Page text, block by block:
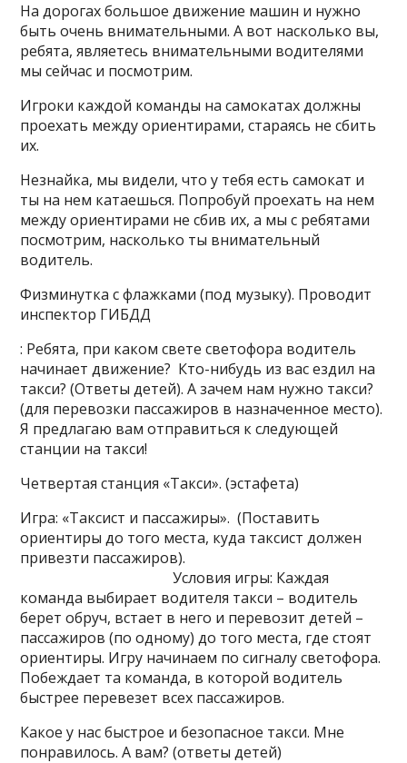
На дорогах большое движение машин и нужно
быть очень внимательными. А вот насколько вы,
ребята, являетесь внимательными водителями
мы сейчас и посмотрим.
Игроки каждой команды на самокатах должны
проехать между ориентирами, стараясь не сбить
их.
Незнайка, мы видели, что у тебя есть самокат и
ты на нем катаешься. Попробуй проехать на нем
между ориентирами не сбив их, а мы с ребятами
посмотрим, насколько ты внимательный
водитель.
Физминутка с флажками (под музыку). Проводит
инспектор ГИБДД
: Ребята, при каком свете светофора водитель
начинает движение? Кто-нибудь из вас ездил на
такси? (Ответы детей). А зачем нам нужно такси?
(для перевозки пассажиров в назначенное место).
Я предлагаю вам отправиться к следующей
станции на такси!
Четвертая станция «Такси». (эстафета)
Игра: «Таксист и пассажиры». (Поставить
ориентиры до того места, куда таксист должен
привезти пассажиров).
Условия игры: Каждая
команда выбирает водителя такси – водитель
берет обруч, встает в него и перевозит детей –
пассажиров (по одному) до того места, где стоят
ориентиры. Игру начинаем по сигналу светофора.
Побеждает та команда, в которой водитель
быстрее перевезет всех пассажиров.
Какое у нас быстрое и безопасное такси. Мне
понравилось. А вам? (ответы детей)